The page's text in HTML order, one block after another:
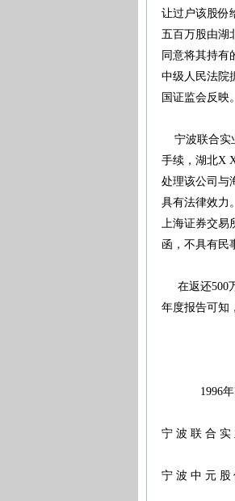
让过户该股份
五百万股由湖
同意将其持有
中级人民法院
国证监会反映
宁波联合实
手续，湖北X
处理该公司与
具有法律效力
上海证券交易
函，不具有民
在返还500
年度报告可知
1996年7月
宁 波 联 合 实
宁 波 中 元 股